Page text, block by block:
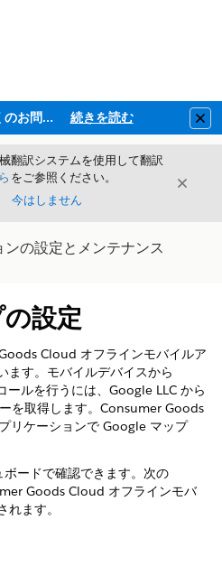
ただいま大変多くのお問い合わせをいただいており、ご連絡までにお時間を頂戴しております 続きを読む
翻訳システムを使用して翻訳
をご参照ください。
今はしません
閉じる
の設定とメンテナンス
設定
Cloud オフラインモバイルア
ます。モバイルデバイスから
ルを行うには、Google LLC から
を取得します。Consumer Goods
リケーションで Google マップ
ードで確認できます。次の
Goods Cloud オフラインモバ
ます。